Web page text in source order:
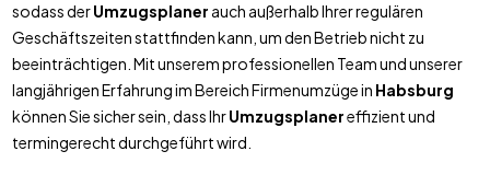
sodass derUmzugsplaner auch außerhalb Ihrer regulären
Geschäftszeiten stattfinden kann, um den Betrieb nicht zu
beeinträchtigen. Mit unserem professionellen Team und unserer
langjährigen Erfahrung im Bereich Firmenumzüge in Habsburg
können Sie sicher sein, dass IhrUmzugsplanereffizient und
termingerecht durchgeführt wird.